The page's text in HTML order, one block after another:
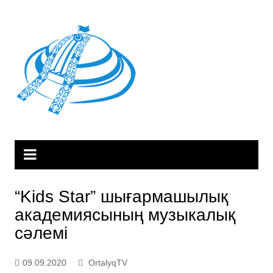
“Kids Star” шығармашылық
академиясының музыкалық
сәлемі
09.09.2020 OrtalyqTV